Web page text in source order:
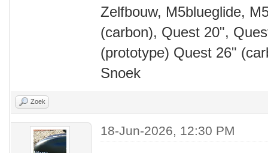
Zelfbouw, M5blueglide,
(carbon), Quest 20",
(prototype) Quest 26"
Snoek
Zoek
18-Jun-2026, 12:30 PM